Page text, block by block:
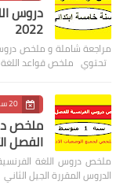
دروس
2022
تحتوي ملخص قواعد اللغة
20 سبتمبر 2021
ملخص
الفصل
ملخص دروس اللغة
الدروس المقررة الجيل الثاني للسنة 1